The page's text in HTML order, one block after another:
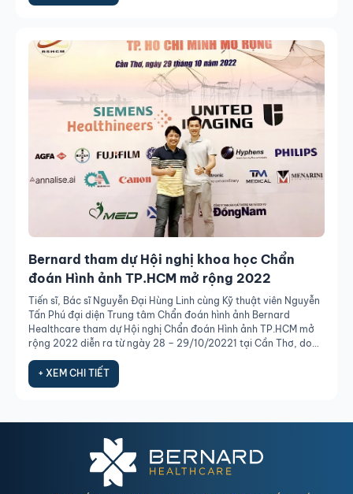
Bernard tham dự Hội nghị khoa học Chẩn
đoán Hình ảnh TP.HCM mở rộng 2022
Tiến sĩ, Bác sĩ Nguyễn Đại Hùng Linh cùng Kỹ thuật viên Nguyễn
Tấn Phú đại diện Trung tâm Chẩn đoán hình ảnh Bernard
Healthcare tham dự Hội nghị Chẩn đoán Hình ảnh TP.HCM mở
rộng 2022 diễn ra từ ngày 28 – 29/10/20221 tại Cần Thơ, do
Hội Y học TP.HCM và Liên chi hội chẩn đoán hình ảnh tổ chức.
+ XEM CHI TIẾT